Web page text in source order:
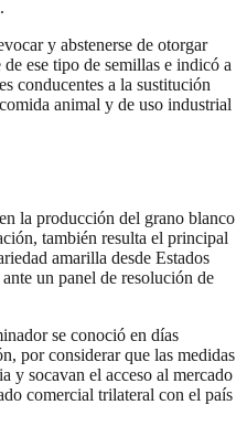
y abstenerse de otorgar
ese tipo de semillas e indicó a
conducentes a la sustitución
animal y de uso industrial
la producción del grano blanco
también resulta el principal
amarilla desde Estados
un panel de resolución de
se conoció en días
por considerar que las medidas
y socavan el acceso al mercado
comercial trilateral con el país